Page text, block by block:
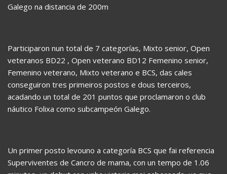
Galego na distancia de 200m
Participaron nun total de 7 categorías, Mixto senior, Open
veteranos BD22 , Open veterano BD12 Femenino senior,
Femenino veterano, Mixto veterano e BCS, das cales
conseguiron tres primeiros postos e dous terceiros,
acadando un total de 201 puntos que proclamaron o club
náutico Folixa como subcampeón Galego.
Un primer posto levouno a categoría BCS que fai referencia
Superviventes de Cancro de mama, con un tempo de 1.06